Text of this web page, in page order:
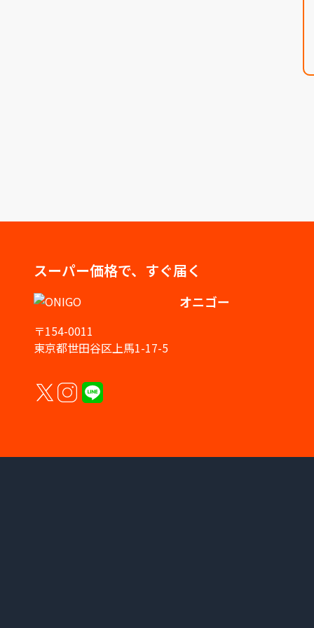
スーパー価格で、すぐ届く
オニゴー
〒154-0011
東京都世田谷区上馬1-17-5